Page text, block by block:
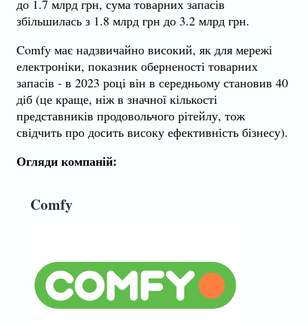
до 1.7 млрд грн, сума товарних запасів
збільшилась з 1.8 млрд грн до 3.2 млрд грн.
Comfy має надзвичайно високий, як для мережі
електроніки, показник оберненості товарних
запасів - в 2023 році він в середньому становив 40
діб (це краще, ніж в значної кількості
представників продовольчого рітейлу, тож
свідчить про досить високу ефективність бізнесу).
Огляди компаній:
Comfy